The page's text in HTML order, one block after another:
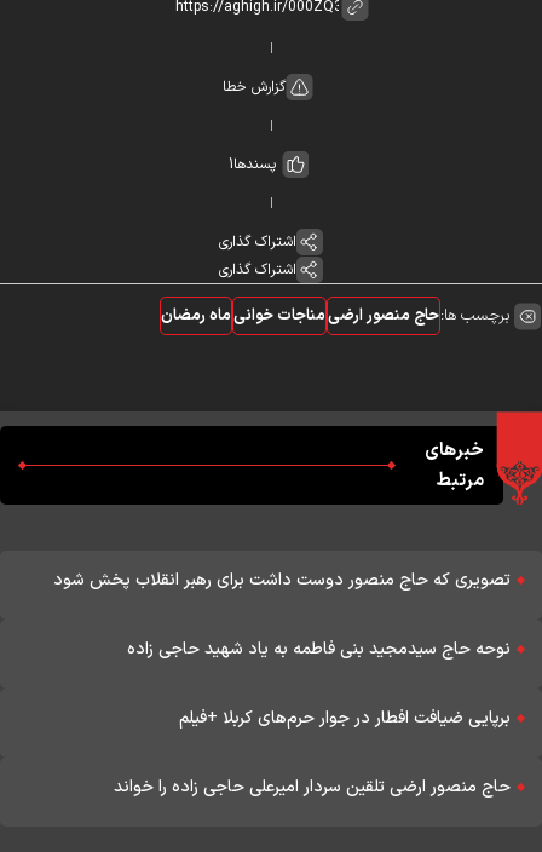
گزارش خطا
پسندها1
اشتراک گذاری
اشتراک گذاری
برچسب ها:حاج منصور ارضیمناجات خوانیماه رمضان
خبرهای
مرتبط
تصویری که حاج منصور دوست داشت برای رهبر انقلاب پخش شود
نوحه حاج سیدمجید بنی فاطمه به یاد شهید حاجی زاده
برپایی ضیافت افطار در جوار حرم‌های کربلا +فیلم
حاج منصور ارضی تلقین سردار امیرعلی حاجی زاده را خواند